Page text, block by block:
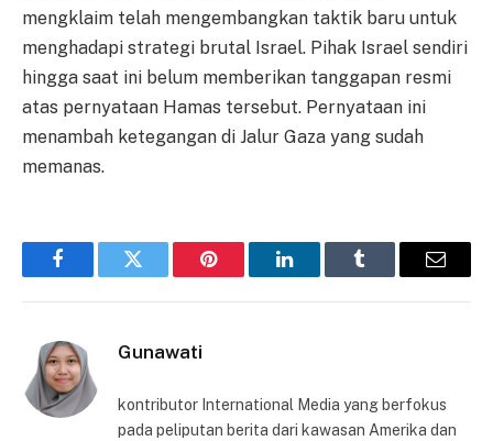
mengklaim telah mengembangkan taktik baru untuk
menghadapi strategi brutal Israel. Pihak Israel sendiri
hingga saat ini belum memberikan tanggapan resmi
atas pernyataan Hamas tersebut. Pernyataan ini
menambah ketegangan di Jalur Gaza yang sudah
memanas.
FacebookTwitter Pinterest LinkedInTumblr Email
Gunawati
kontributor International Media yang berfokus
pada peliputan berita dari kawasan Amerika dan